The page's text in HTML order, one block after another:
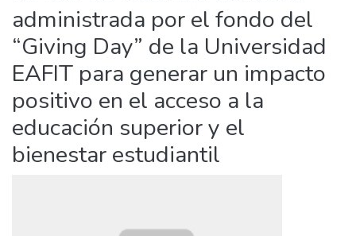
administrada por el fondo del
“Giving Day” de la Universidad
EAFIT para generar un impacto
positivo en el acceso a la
educación superior y el
bienestar estudiantil